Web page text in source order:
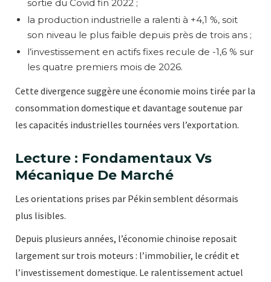
sortie du Covid fin 2022 ;
la production industrielle a ralenti à +4,1 %, soit
son niveau le plus faible depuis près de trois ans ;
l’investissement en actifs fixes recule de -1,6 % sur
les quatre premiers mois de 2026.
Cette divergence suggère une économie moins tirée par la
consommation domestique et davantage soutenue par
les capacités industrielles tournées vers l’exportation.
Lecture : Fondamentaux Vs
Mécanique De Marché
Les orientations prises par Pékin semblent désormais
plus lisibles.
Depuis plusieurs années, l’économie chinoise reposait
largement sur trois moteurs : l’immobilier, le crédit et
l’investissement domestique. Le ralentissement actuel